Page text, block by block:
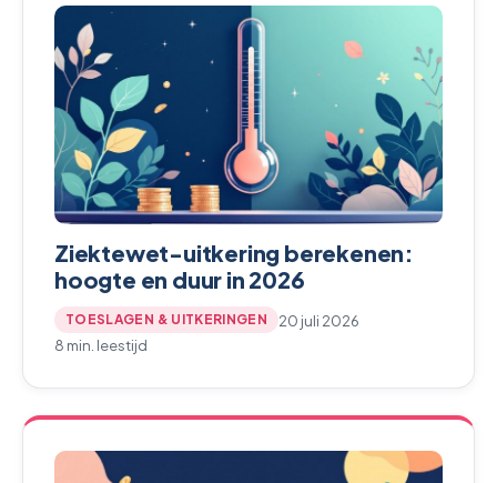
Ziektewet-uitkering berekenen:
hoogte en duur in 2026
TOESLAGEN & UITKERINGEN
20 juli 2026
8 min. leestijd